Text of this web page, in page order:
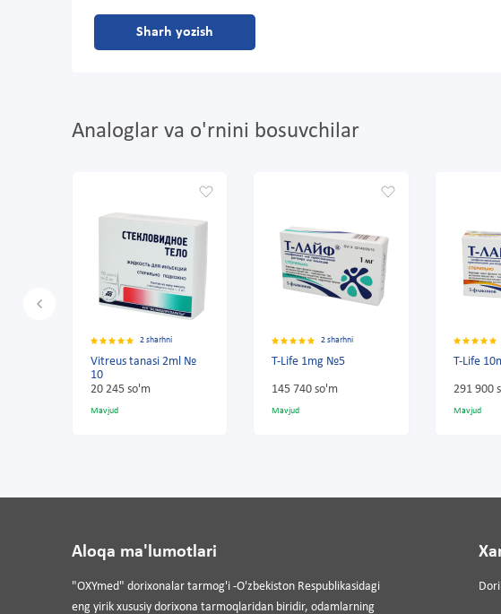
Sharh yozish
Analoglar va o'rnini bosuvchilar
tanasi 2ml №
T-Life 1mg №5
Aloqa ma'lumotlari
"OXYmed" dorixonalar tarmog'i -O'zbekiston Respublikasidagi
eng yirik xususiy dorixona tarmoqlaridan biridir, odamlarning